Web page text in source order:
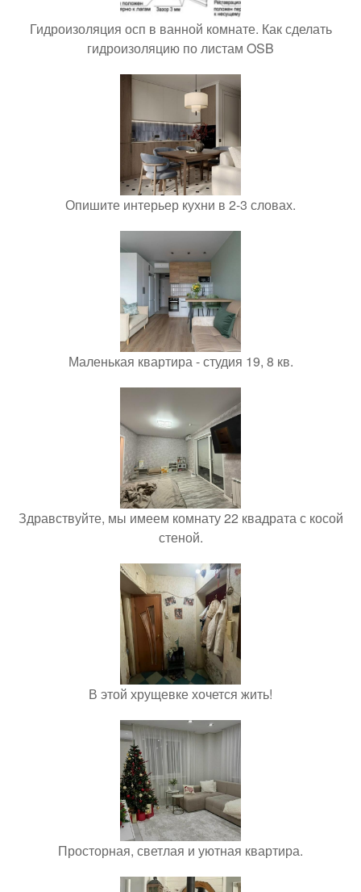
Гидроизоляция осп в ванной комнате. Как сделать
гидроизоляцию по листам OSB
Опишите интерьер кухни в 2-3 словах.
Маленькая квартира - студия 19, 8 кв.
Здравствуйте, мы имеем комнату 22 квадрата с косой
стеной.
В этой хрущевке хочется жить!
Просторная, светлая и уютная квартира.